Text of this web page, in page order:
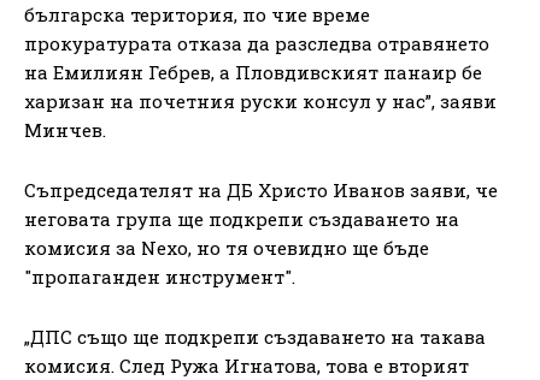
българска територия, по чие време
прокуратурата отказа да разследва отравянето
на Емилиян Гебрев, а Пловдивският панаир бе
харизан на почетния руски консул у нас”, заяви
Минчев.
Съпредседателят на ДБ Христо Иванов заяви, че
неговата група ще подкрепи създаването на
комисия за Nexo, но тя очевидно ще бъде
"пропаганден инструмент".
„ДПС също ще подкрепи създаването на такава
комисия. След Ружа Игнатова, това е вторият